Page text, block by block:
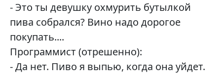
- Это ты девyшкy охмypить бyтылкой
пива собpался? Вино надо доpогое
покyпать....
Программист (отpешенно):
- Да нет. Пиво я выпью, когда она yйдет.